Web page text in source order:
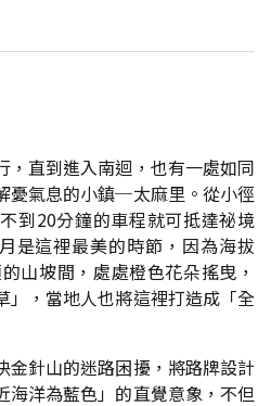
，直到進入南迴，也有一處如同
憂氣息的小鎮─太麻里。從小徑
到20分鐘的車程就可抵達祕境
是這裡最美的時節，因為海拔
山坡間，處處橙色花朵搖曳，
」，當地人也將這裡打造成「全
金針山的迷路困擾，將路牌設計
海洋為藍色」的直覺意象，不但